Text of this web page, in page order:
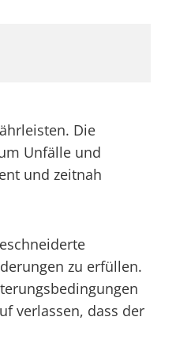
Die
Unfälle und
und zeitnah
zu erfüllen.
verlassen, dass der